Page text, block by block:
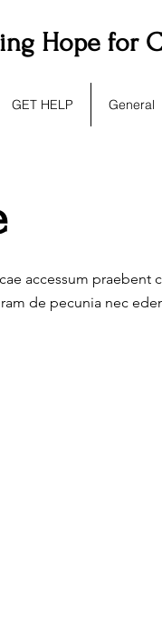
Hope for
GET HELP General
accessum
de pecunia nec